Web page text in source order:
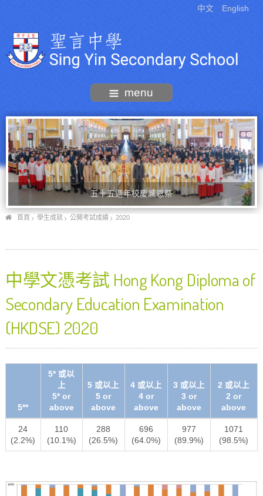
中文 English
menu
五十五週年校慶感恩祭
首頁 學生成就 公開考試成績 2020
中學文憑考試 Hong Kong Diploma of
Secondary Education Examination
(HKDSE) 2020
5**
5* 或以
上
5* or
above
5 或以上
5 or
above
4 或以上
4 or
above
3 或以上
3 or
above
2 或以上
2 or
above
24
(2.2%)
110
(10.1%)
288
(26.5%)
696
(64.0%)
977
(89.9%)
1071
(98.5%)